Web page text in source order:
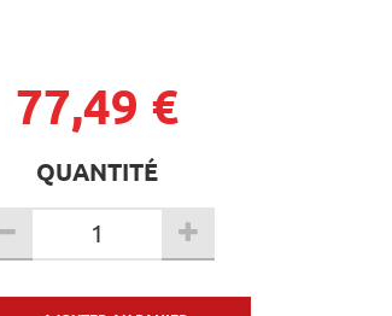
77,49 €
QUANTITÉ